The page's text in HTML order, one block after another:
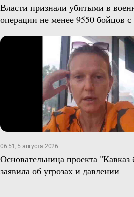
Власти признали убитыми в
операции не менее 9550 бойцов
06:51, 5 августа 2026
Основательница проекта "Кавказ
заявила об угрозах и давлении